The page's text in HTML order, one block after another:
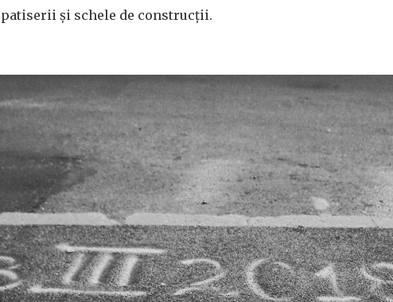
și schele de construcții.